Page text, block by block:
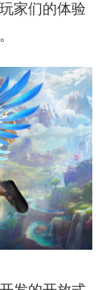
家们的体验